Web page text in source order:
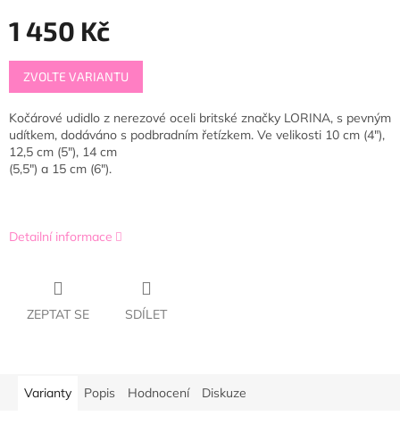
1 450 Kč
Měrná
cena:
ZVOLTE VARIANTU
Kočárové udidlo z nerezové oceli britské značky LORINA, s pevným
udítkem, dodáváno s podbradním řetízkem. Ve velikosti 10 cm (4"),
12,5 cm (5"), 14 cm
(5,5") a 15 cm (6").
Detailní informace
ZEPTAT SE SDÍLET
Varianty Popis Hodnocení Diskuze